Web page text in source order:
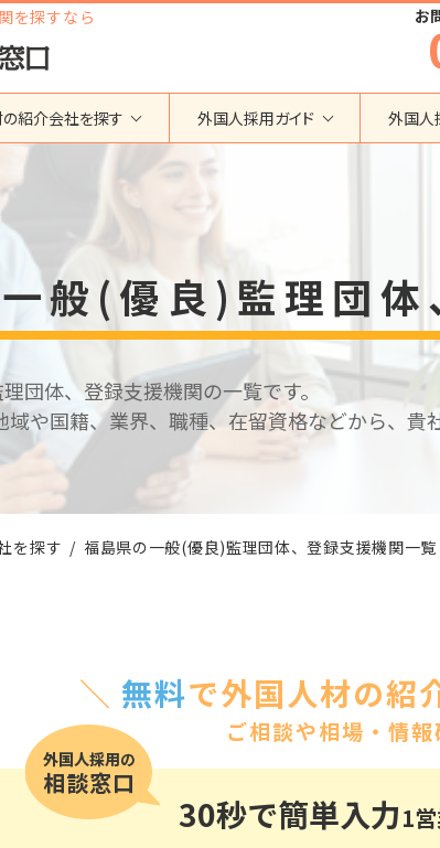
を探すなら お
紹介会社を探す
国籍から検索する
フィリピン
インドネシア
ミャンマー
インド
タイ
ネパール
中国
その他の国籍
技術･人文知識･国際業務
永住者･定住者･配偶者
高度専門職
留学
インターンシップ
技能
外国人採用ガイド
特定技能
育成就労
外国人採用
業界別採用
在留資格・ビザ
助成金
採用市場
調査・プレスリリース
その他
外国人
特定
技人
般(優良)監理団体
団体、登録支援機関の一覧です。
や国籍、業界、職種、在留資格などから、貴
を探す 福島県の一般(優良)監理団体、登録支援機関一覧
＼ 無料で外国人材の紹
ご相談や相場・情
30秒で簡単入力1